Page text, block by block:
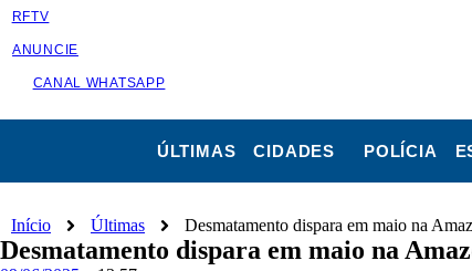
RFTV
ANUNCIE
CANAL WHATSAPP
ÚLTIMAS CIDADES POLÍCIA
Início Últimas Desmatamento dispara em maio na
Desmatamento dispara em maio na